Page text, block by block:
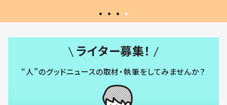
ライター募集！
“人”のグッドニュースの取材・執筆をしてみませんか？